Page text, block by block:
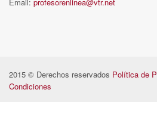
2015 © Derechos reservados Política de
Condiciones